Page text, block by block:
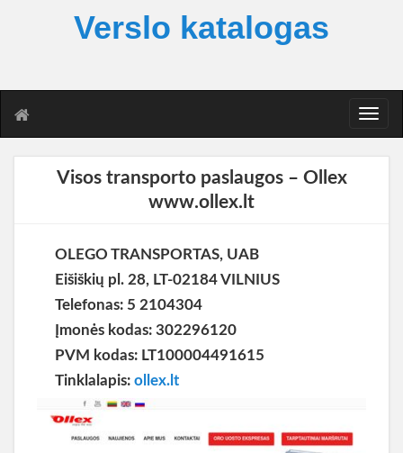
Verslo katalogas
T
o
Visos transporto paslaugos – Ollex
www.ollex.lt
OLEGO TRANSPORTAS, UAB
Eišiškių pl. 28, LT-02184 VILNIUS
Telefonas: 5 2104304
Įmonės kodas: 302296120
PVM kodas: LT100004491615
Tinklalapis: ollex.lt